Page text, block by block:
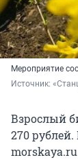
Мероприятие
Источник:
Взрослый
270